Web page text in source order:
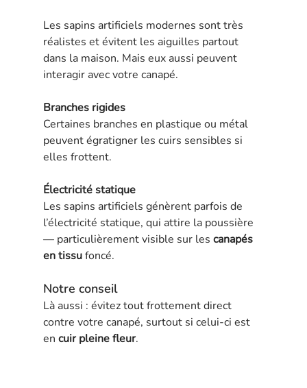
Les sapins artificiels modernes sont très
réalistes et évitent les aiguilles partout
dans la maison. Mais eux aussi peuvent
interagir avec votre canapé.
Branches rigides
Certaines branches en plastique ou métal
peuvent égratigner les cuirs sensibles si
elles frottent.
Électricité statique
Les sapins artificiels génèrent parfois de
l’électricité statique, qui attire la poussière
— particulièrement visible sur les canapés
en tissu foncé.
Notre conseil
Là aussi : évitez tout frottement direct
contre votre canapé, surtout si celui-ci est
en cuir pleine fleur.